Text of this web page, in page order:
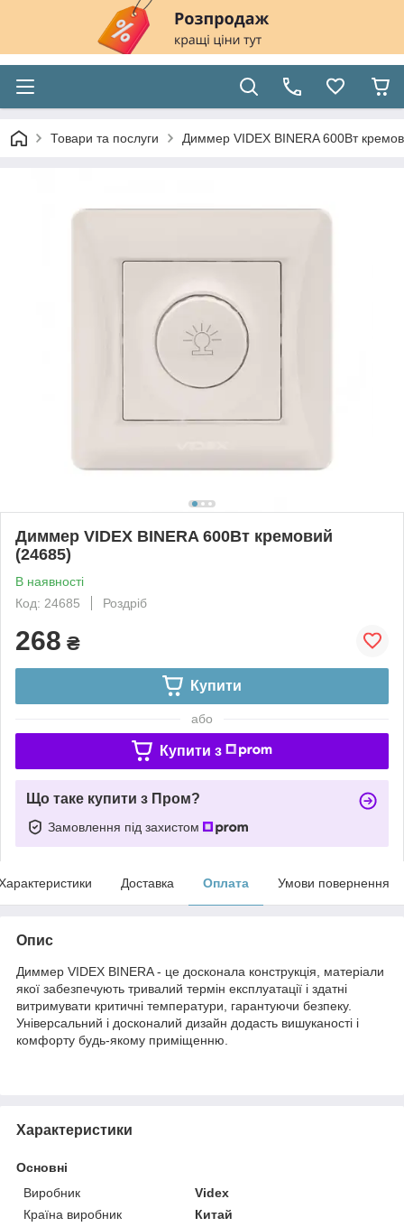
Товари та послуги Диммер VIDEX BINERA 600Вт
Диммер VIDEX BINERA 600Вт кремовий
(24685)
В наявності
Код: 24685
Роздріб
268 ₴
Купити
або
Купити з
Що таке купити з Пром?
Замовлення під захистом
Доставка Оплата Умови повернення
Опис
Диммер VIDEX BINERA - це досконала конструкція, матеріали
якої забезпечують тривалий термін експлуатації і здатні
витримувати критичні температури, гарантуючи безпеку.
Універсальний і досконалий дизайн додасть вишуканості і
комфорту будь-якому приміщенню.
Характеристики
Основні
Виробник
Videx
Країна виробник
Китай